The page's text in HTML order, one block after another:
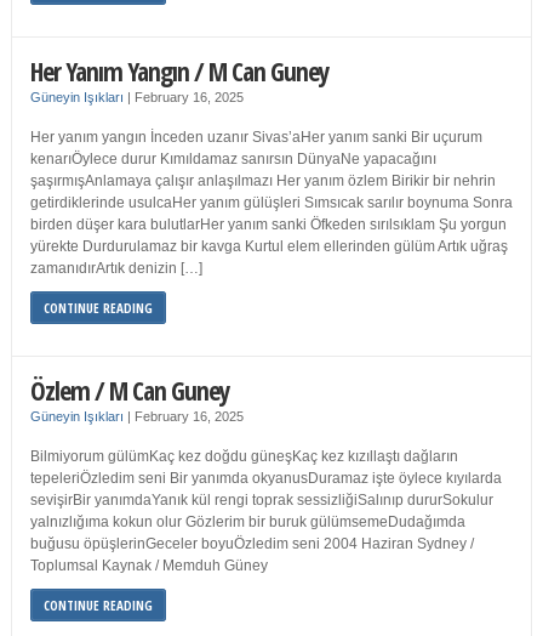
Her Yanım Yangın / M Can Guney
Güneyin Işıkları | February 16, 2025
Her yanım yangın İnceden uzanır Sivas’aHer yanım sanki Bir uçurum
kenarıÖylece durur Kımıldamaz sanırsın DünyaNe yapacağını
şaşırmışAnlamaya çalışır anlaşılmazı Her yanım özlem Birikir bir nehrin
getirdiklerinde usulcaHer yanım gülüşleri Sımsıcak sarılır boynuma Sonra
birden düşer kara bulutlarHer yanım sanki Öfkeden sırılsıklam Şu yorgun
yürekte Durdurulamaz bir kavga Kurtul elem ellerinden gülüm Artık uğraş
zamanıdırArtık denizin […]
CONTINUE READING
Özlem / M Can Guney
Güneyin Işıkları | February 16, 2025
Bilmiyorum gülümKaç kez doğdu güneşKaç kez kızıllaştı dağların
tepeleriÖzledim seni Bir yanımda okyanusDuramaz işte öylece kıyılarda
sevişirBir yanımdaYanık kül rengi toprak sessizliğiSalınıp dururSokulur
yalnızlığıma kokun olur Gözlerim bir buruk gülümsemeDudağımda
buğusu öpüşlerinGeceler boyuÖzledim seni 2004 Haziran Sydney /
Toplumsal Kaynak / Memduh Güney
CONTINUE READING